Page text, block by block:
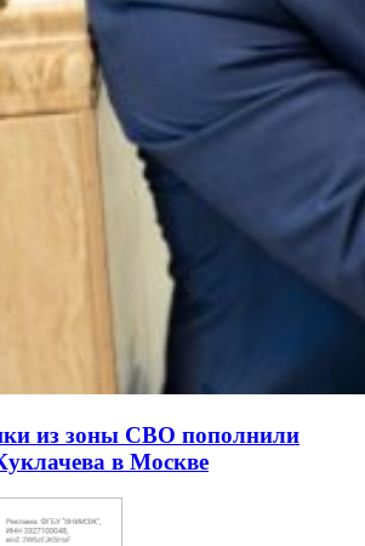
из зоны СВО пополнили
в Москве